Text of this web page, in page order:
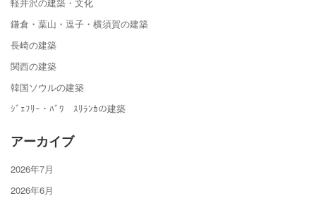
鎌倉・葉山・逗子・横須賀の建築
長崎の建築
関西の建築
韓国ソウルの建築
ｼﾞｪﾌﾘｰ・ﾊﾞﾜ ｽﾘﾗﾝｶの建築
アーカイブ
2026年7月
2026年6月